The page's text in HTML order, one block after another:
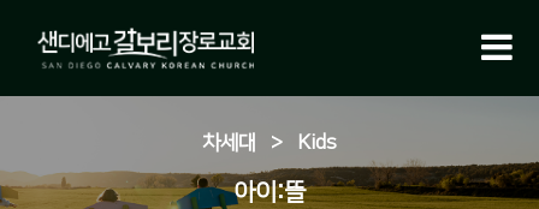
차세대 > Kids
아이:뜰